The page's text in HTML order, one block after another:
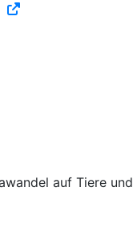
auf Tiere und